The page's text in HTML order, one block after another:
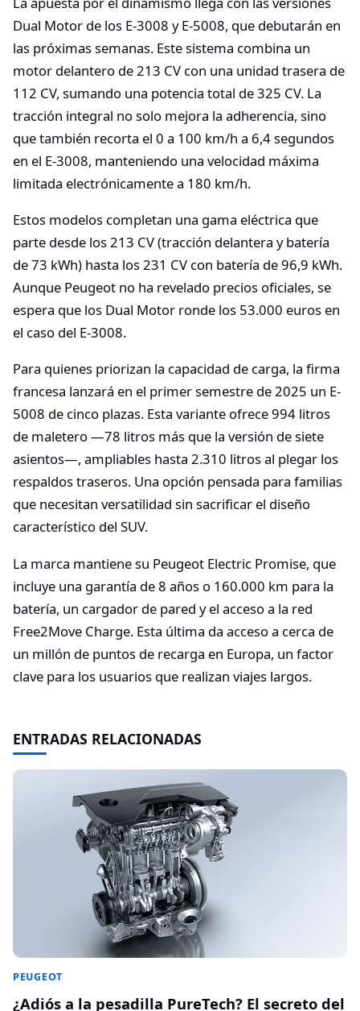
Dual Motor de los E-3008 y E-5008, que debutarán en
las próximas semanas. Este sistema combina un
motor delantero de 213 CV con una unidad trasera de
112 CV, sumando una potencia total de 325 CV. La
tracción integral no solo mejora la adherencia, sino
que también recorta el 0 a 100 km/h a 6,4 segundos
en el E-3008, manteniendo una velocidad máxima
limitada electrónicamente a 180 km/h.
Estos modelos completan una gama eléctrica que
parte desde los 213 CV (tracción delantera y batería
de 73 kWh) hasta los 231 CV con batería de 96,9 kWh.
Aunque Peugeot no ha revelado precios oficiales, se
espera que los Dual Motor ronde los 53.000 euros en
el caso del E-3008.
Para quienes priorizan la capacidad de carga, la firma
francesa lanzará en el primer semestre de 2025 un E-
5008 de cinco plazas. Esta variante ofrece 994 litros
de maletero —78 litros más que la versión de siete
asientos—, ampliables hasta 2.310 litros al plegar los
respaldos traseros. Una opción pensada para familias
que necesitan versatilidad sin sacrificar el diseño
característico del SUV.
La marca mantiene su Peugeot Electric Promise, que
incluye una garantía de 8 años o 160.000 km para la
batería, un cargador de pared y el acceso a la red
Free2Move Charge. Esta última da acceso a cerca de
un millón de puntos de recarga en Europa, un factor
clave para los usuarios que realizan viajes largos.
ENTRADAS RELACIONADAS
PEUGEOT
¿Adiós a la pesadilla PureTech? El secreto del